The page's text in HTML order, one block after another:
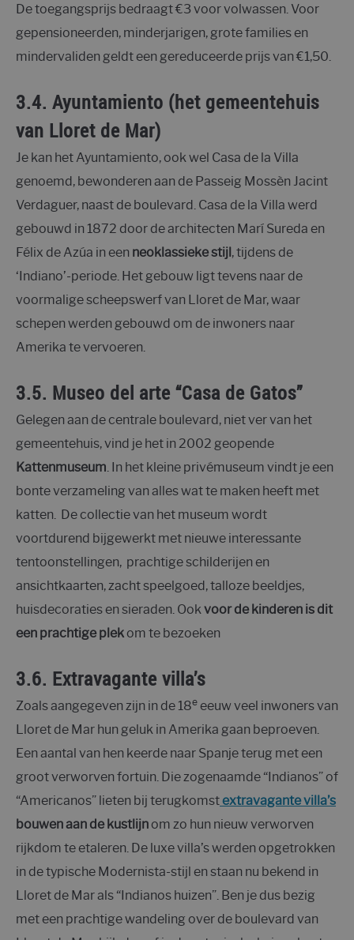
De toegangsprijs bedraagt €3 voor volwassen. Voor
gepensioneerden, minderjarigen, grote families en
mindervaliden geldt een gereduceerde prijs van €1,50.
3.4. Ayuntamiento (het gemeentehuis
van Lloret de Mar)
Je kan het Ayuntamiento, ook wel Casa de la Villa
genoemd, bewonderen aan de Passeig Mossèn Jacint
Verdaguer, naast de boulevard. Casa de la Villa werd
gebouwd in 1872 door de architecten Marí Sureda en
Félix de Azúa in een neoklassieke stijl, tijdens de
‘Indiano’-periode. Het gebouw ligt tevens naar de
voormalige scheepswerf van Lloret de Mar, waar
schepen werden gebouwd om de inwoners naar
Amerika te vervoeren.
3.5. Museo del arte “Casa de Gatos”
Gelegen aan de centrale boulevard, niet ver van het
gemeentehuis, vind je het in 2002 geopende
Kattenmuseum . In het kleine privémuseum vindt je een
bonte verzameling van alles wat te maken heeft met
katten. De collectie van het museum wordt
voortdurend bijgewerkt met nieuwe interessante
tentoonstellingen, prachtige schilderijen en
ansichtkaarten, zacht speelgoed, talloze beeldjes,
huisdecoraties en sieraden. Ook voor de kinderen is dit
een prachtige plekom te bezoeken
3.6. Extravagante villa’s
Zoals aangegeven zijn in de 18e eeuw veel inwoners van
Lloret de Mar hun geluk in Amerika gaan beproeven.
Een aantal van hen keerde naar Spanje terug met een
groot verworven fortuin. Die zogenaamde “Indianos” of
“Americanos” lieten bij terugkomstextravagante villa’s
bouwen aan de kustlijnom zo hun nieuw verworven
rijkdom te etaleren. De luxe villa’s werden opgetrokken
in de typische Modernista-stijl en staan nu bekend in
Lloret de Mar als “Indianos huizen”. Ben je dus bezig
met een prachtige wandeling over de boulevard van